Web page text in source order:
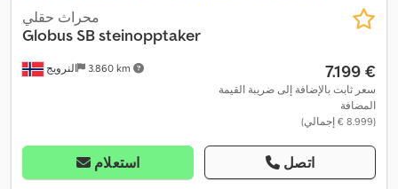
النرويج 3.860 km
محراث حقلي
Globus SB steinopptaker
‏7.199 €
سعر ثابت بالإضافة إلى ضريبة القيمة
المضافة
(‏8.999 € إجمالي)
استعلام اتصل